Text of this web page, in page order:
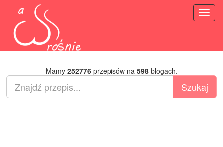
Mamy 252776przepisów na 598blogach.